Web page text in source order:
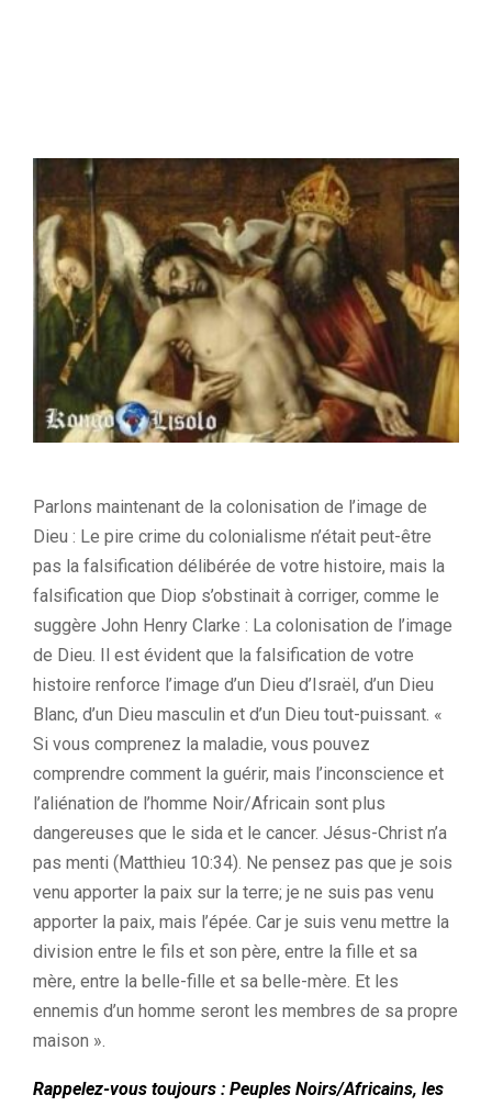
Parlons maintenant de la colonisation de l’image de
Dieu : Le pire crime du colonialisme n’était peut-être
pas la falsification délibérée de votre histoire, mais la
falsification que Diop s’obstinait à corriger, comme le
suggère John Henry Clarke : La colonisation de l’image
de Dieu. Il est évident que la falsification de votre
histoire renforce l’image d’un Dieu d’Israël, d’un Dieu
Blanc, d’un Dieu masculin et d’un Dieu tout-puissant. «
Si vous comprenez la maladie, vous pouvez
comprendre comment la guérir, mais l’inconscience et
l’aliénation de l’homme Noir/Africain sont plus
dangereuses que le sida et le cancer. Jésus-Christ n’a
pas menti (Matthieu 10:34). Ne pensez pas que je sois
venu apporter la paix sur la terre; je ne suis pas venu
apporter la paix, mais l’épée. Car je suis venu mettre la
division entre le fils et son père, entre la fille et sa
mère, entre la belle-fille et sa belle-mère. Et les
ennemis d’un homme seront les membres de sa propre
maison ».
Rappelez-vous toujours : Peuples Noirs/Africains, les